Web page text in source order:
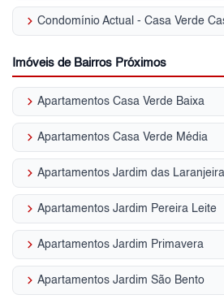
keyboard_arrow_right Condomínio Actual - Casa Verde
Imóveis de Bairros Próximos
keyboard_arrow_right Apartamentos Casa Verde Baixa
keyboard_arrow_right Apartamentos Casa Verde Média
keyboard_arrow_right Apartamentos Jardim das
keyboard_arrow_right Apartamentos Jardim Pereira Leite
keyboard_arrow_right Apartamentos Jardim Primavera
keyboard_arrow_right Apartamentos Jardim São Bento